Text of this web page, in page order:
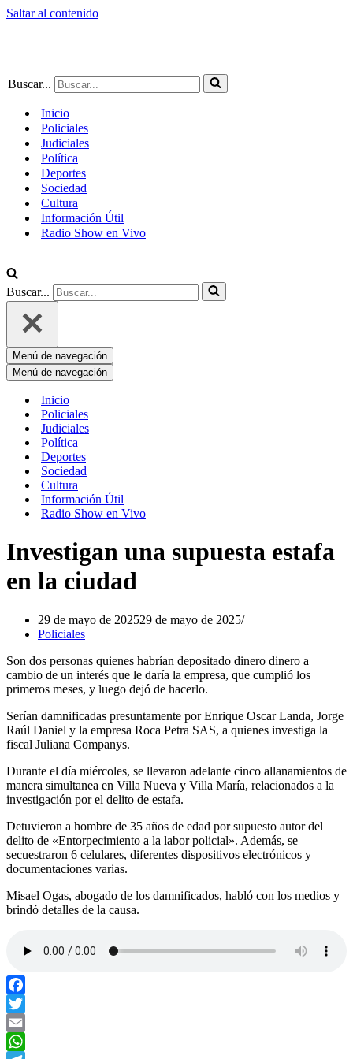
Saltar al contenido
Buscar...
Inicio
Policiales
Judiciales
Política
Deportes
Sociedad
Cultura
Información Útil
Radio Show en Vivo
Buscar...
Menú de navegación
Menú de navegación
Inicio
Policiales
Judiciales
Política
Deportes
Sociedad
Cultura
Información Útil
Radio Show en Vivo
Investigan una supuesta estafa
en la ciudad
29 de mayo de 202529 de mayo de 2025
Policiales
Son dos personas quienes habrían depositado dinero dinero a
cambio de un interés que le daría la empresa, que cumplió los
primeros meses, y luego dejó de hacerlo.
Serían damnificadas presuntamente por Enrique Oscar Landa, Jorge
Raúl Daniel y la empresa Roca Petra SAS, a quienes investiga la
fiscal Juliana Companys.
Durante el día miércoles, se llevaron adelante cinco allanamientos de
manera simultanea en Villa Nueva y Villa María, relacionados a la
investigación por el delito de estafa.
Detuvieron a hombre de 35 años de edad por supuesto autor del
delito de «Entorpecimiento a la labor policial». Además, se
secuestraron 6 celulares, diferentes dispositivos electrónicos y
documentaciones varias.
Misael Ogas, abogado de los damnificados, habló con los medios y
brindó detalles de la causa.
Facebook
Twitter
Email